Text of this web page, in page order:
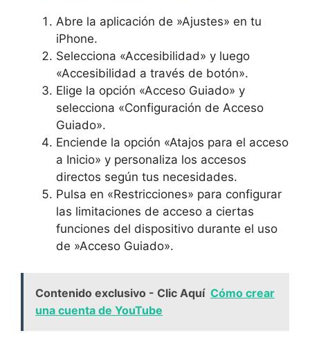
Abre la aplicación de ​»Ajustes» en tu‍
iPhone.
Selecciona «Accesibilidad» y luego
«Accesibilidad a través de botón».
Elige la⁢ opción «Acceso Guiado» y
selecciona «Configuración ⁢de Acceso
Guiado».
Enciende la opción «Atajos para ‍el acceso‍
a Inicio»‌ y personaliza⁢ los accesos
directos según tus necesidades.
Pulsa en «Restricciones» para configurar
las limitaciones‍ de acceso a ciertas​
funciones del dispositivo durante el uso
de ⁣»Acceso Guiado».
Contenido exclusivo - Clic Aquí Cómo crear
una cuenta de YouTube